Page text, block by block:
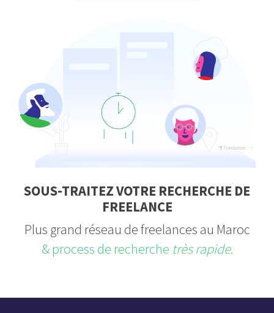
SOUS-TRAITEZ VOTRE RECHERCHE DE
FREELANCE
Plus grand réseau de freelances au Maroc
& process de recherche très rapide.